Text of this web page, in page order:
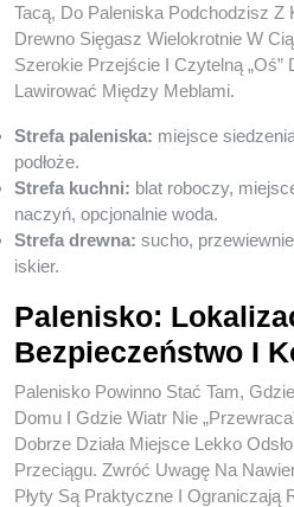
Tacą, Do Paleniska Podchodzisz Z
Drewno Sięgasz Wielokrotnie W
Szerokie Przejście I Czytelną „oś”
Lawirować Między Meblami.
Strefa paleniska: miejsce
podłoże.
Strefa kuchni: blat roboczy,
naczyń, opcjonalnie woda.
Strefa drewna: sucho,
iskier.
Palenisko:
Bezpieczeństwo I
Palenisko Powinno Stać Tam,
Domu I Gdzie Wiatr Nie
Dobrze Działa Miejsce Lekko
Przeciągu. Zwróć Uwagę Na
Płyty Są Praktyczne I Ograniczają